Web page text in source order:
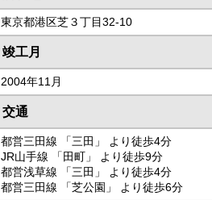
東京都港区芝３丁目32-10
竣工月
2004年11月
交通
都営三田線 「三田」 より徒歩4分
JR山手線 「田町」 より徒歩9分
都営浅草線 「三田」 より徒歩4分
都営三田線 「芝公園」 より徒歩6分